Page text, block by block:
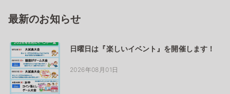
最新のお知らせ
日曜日は『楽しいイベント』を開催します！
2026年08月01日